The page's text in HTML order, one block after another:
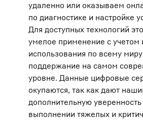
удаленно или оказываем
по диагностике и настройке
Для доступных технологий
умелое применение с учетом
использования по всему
поддержание на самом
уровне. Данные цифровые
окупаются, так как дают
дополнительную
выполнении тяжелых и